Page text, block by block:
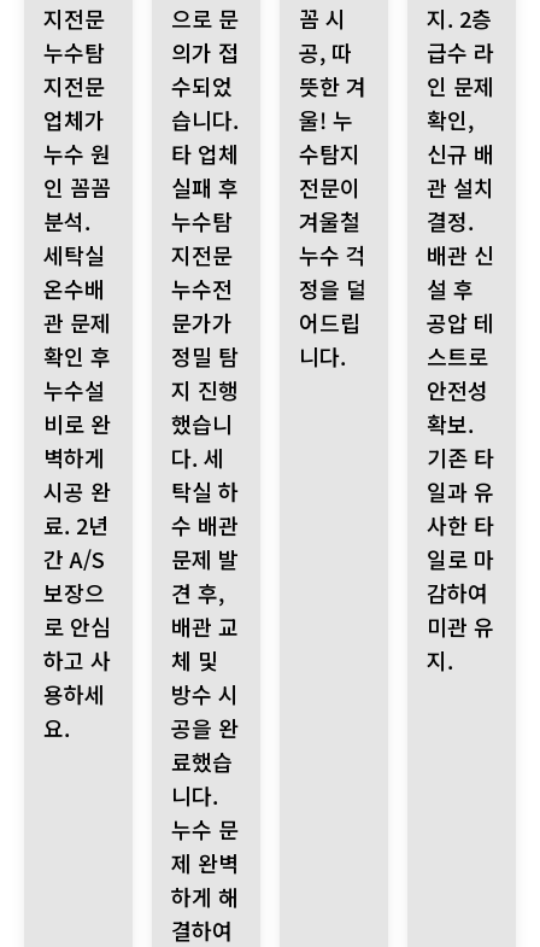
지전문
누수탐
지전문
업체가
누수 원
인 꼼꼼
분석.
세탁실
온수배
관 문제
확인 후
누수설
비로 완
벽하게
시공 완
료. 2년
간 A/S
보장으
로 안심
하고 사
용하세
요.
으로 문
의가 접
수되었
습니다.
타 업체
실패 후
누수탐
지전문
누수전
문가가
정밀 탐
지 진행
했습니
다. 세
탁실 하
수 배관
문제 발
견 후,
배관 교
체 및
방수 시
공을 완
료했습
니다.
누수 문
제 완벽
하게 해
결하여
꼼 시
공, 따
뜻한 겨
울! 누
수탐지
전문이
겨울철
누수 걱
정을 덜
어드립
니다.
지. 2층
급수 라
인 문제
확인,
신규 배
관 설치
결정.
배관 신
설 후
공압 테
스트로
안전성
확보.
기존 타
일과 유
사한 타
일로 마
감하여
미관 유
지.